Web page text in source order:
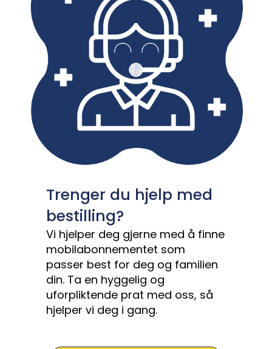
Trenger du hjelp med
bestilling?
Vi hjelper deg gjerne med å finne
mobilabonnementet som
passer best for deg og familien
din. Ta en hyggelig og
uforpliktende prat med oss, så
hjelper vi deg i gang.